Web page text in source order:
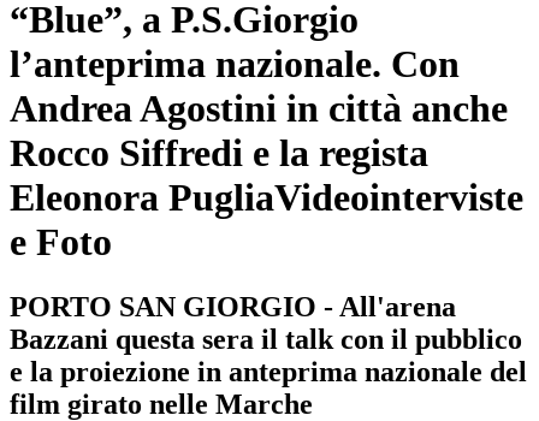
“Blue”, a P.S.Giorgio
l’anteprima nazionale. Con
Andrea Agostini in città anche
Rocco Siffredi e la regista
Eleonora PugliaVideointerviste
e Foto
PORTO SAN GIORGIO - All'arena
Bazzani questa sera il talk con il pubblico
e la proiezione in anteprima nazionale del
film girato nelle Marche